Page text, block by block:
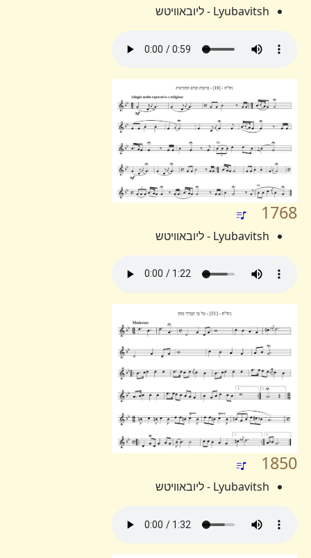
Lyubavitsh - ליובאוויטש
1768
Lyubavitsh - ליובאוויטש
1850
Lyubavitsh - ליובאוויטש